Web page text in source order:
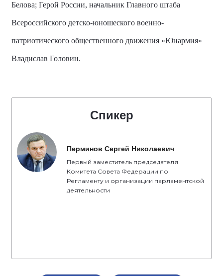
Белова; Герой России, начальник Главного штаба
Всероссийского детско-юношеского военно-
патриотического общественного движения «Юнармия»
Владислав Головин.
Спикер
Перминов Сергей Николаевич
Первый заместитель председателя
Комитета Совета Федерации по
Регламенту и организации парламентской
деятельности